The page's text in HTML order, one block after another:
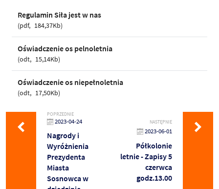
Regulamin Siła jest w nas
pdf 184,37Kb
Oświadczenie os pelnoletnia
odt 15,14Kb
Oświadczenie os niepełnoletnia
odt 17,50Kb
POPRZEDNIE
2023-04-24
Nagrody i
Wyróżnienia
Prezydenta
Miasta
Sosnowca w
NASTĘPNIE
2023-06-01
Półkolonie
letnie - Zapisy 5
czerwca
godz.13.00